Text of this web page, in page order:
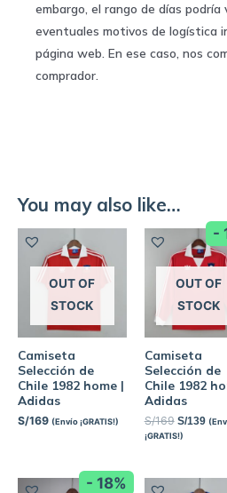
embargo, el rango de días
eventuales motivos de logística
página web. En ese caso, nos
comprador.
You may also like…
OUT OF
STOCK
Camiseta
Selección de
Chile 1982 home |
Adidas
S/169 (Envío ¡GRATIS!)
-
OUT OF
STOCK
Camiseta
Selección de
Chile 1982
Adidas
S/169 S/139
¡GRATIS!)
- 18%